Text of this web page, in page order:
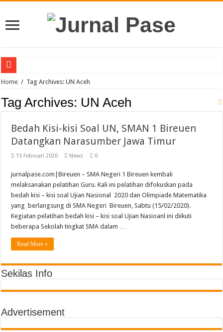
Puluhan Guru Berkumpul di TPN XIII Aceh Utara, Kacabdin Tekankan Cetak
Sinergi Bareng TNI/Polri, MPLS SMAN 1 Matangkuli Tanamkan Disiplin dan
Siswi SMA Unggul Cut Nyak Dhien Langsa Raih Beasiswa Penuh ke Tiongkok
Guru PJOK SMAN 1 Calang Raih Juara II Nasional Kempo 2026
SLB YBSM Banda Aceh Raih Juara Umum di Acara Kontes Sekolah
Bidang Literasi IGI Aceh Timur Raih Penghargaan Buku Etnik Nusantara
SMAN Unggul Aceh Timur Terima Penghargaan Sekolah Adiwiyata Tingkat
Semarak Pembagian Rapor di MIN 11 Banda Aceh: Penghargaan Prestasi,
Home / Tag Archives: UN Aceh
Tag Archives: UN Aceh
Bedah Kisi-kisi Soal UN, SMAN 1 Bireuen
Datangkan Narasumber Jawa Timur
15 Februari 2020 News 0
jurnalpase.com|Bireuen – SMA Negeri 1 Bireuen kembali
melaksanakan pelatihan Guru. Kali ini pelatihan difokuskan pada
bedah kisi – kisi soal Ujian Nasional 2020 dan Olimpiade Matematika
yang berlangsung di SMA Negeri Bireuen, Sabtu (15/02/2020).
Kegiatan pelatihan bedah kisi – kisi soal Ujian Nasioanl ini diikuti
beberapa Sekolah tingkat SMA dalam …
Read More »
Sekilas Info
Advertisement